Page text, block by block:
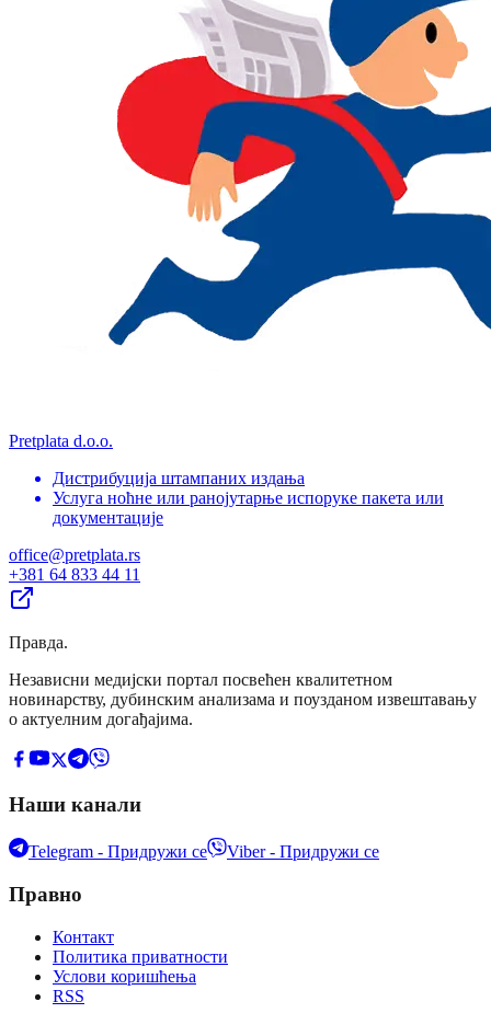
Pretplata d.o.o.
Дистрибуција штампаних издања
Услуга ноћне или ранојутарње испоруке пакета или
документације
office@pretplata.rs
+381 64 833 44 11
Правда.
Независни медијски портал посвећен квалитетном
новинарству, дубинским анализама и поузданом извештавању
о актуелним догађајима.
Наши канали
Telegram - Придружи се Viber - Придружи се
Правно
Контакт
Политика приватности
Услови коришћења
RSS